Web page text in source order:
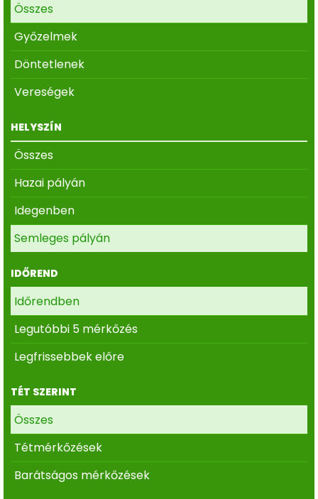
Összes
Győzelmek
Döntetlenek
Vereségek
HELYSZÍN
Összes
Hazai pályán
Idegenben
Semleges pályán
IDŐREND
Időrendben
Legutóbbi 5 mérkőzés
Legfrissebbek előre
TÉT SZERINT
Összes
Tétmérkőzések
Barátságos mérkőzések